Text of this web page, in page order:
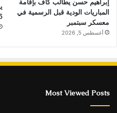
إبراهيم حسن يطالب كاف بإقامة
المباريات الودية قبل الرسمية في
معسكر سبتمبر
أغسطس 5, 2026
25
Most Viewed Posts